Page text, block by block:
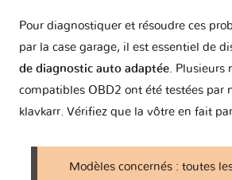
Challenger II
Chariot III
Colt V
Colt VI
Pour diagnostiquer et résoudre ces
par la case garage, il est essentiel de
de diagnostic auto adaptée .
compatibles OBD2 ont été testées par
klavkarr. Vérifiez que la vôtre en fait
Modèles concernés : toutes